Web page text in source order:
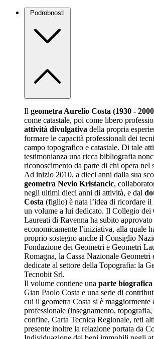
Podrobnosti
Il geometra Aurelio Costa (1930 -
come catastale, poi come libero
attività divulgativa della propria
formare le capacità professionali dei
campo topografico e catastale. Di tale
testimonianza una ricca bibliografia
riconoscimento da parte di chi opera nel
Ad inizio 2010, a dieci anni dalla sua
geometra Nevio Kristancic,
negli ultimi dieci anni di attività, e dal
Costa (figlio) è nata l’idea di ricordare il
un volume a lui dedicato. Il Collegio dei
Laureati di Ravenna ha subito
economicamente l’iniziativa, alla quale
proprio sostegno anche il Consiglio
Fondazione dei Geometri e Geometri
Romagna, la Cassa Nazionale Geometri
dedicate al settore della Topografia: la
Tecnobit Srl.
Il volume contiene una parte biografica
Gian Paolo Costa e una serie di
cui il geometra Costa si è maggiormente
professionale (insegnamento,
confine, Carta Tecnica Regionale, reti
presente inoltre la relazione portata da